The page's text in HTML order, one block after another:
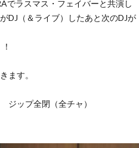
でラスマス・フェイバーと共演し
DJ（＆ライブ）したあと次のDJが
ます。
ップ全閉（全チャ）